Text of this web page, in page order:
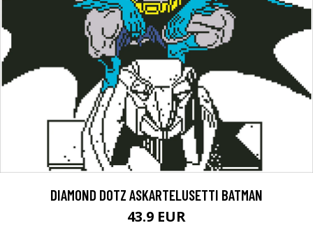
DIAMOND DOTZ ASKARTELUSETTI BATMAN
43.9 EUR